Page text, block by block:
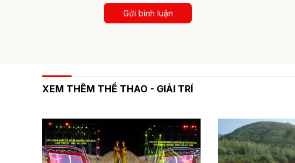
Gửi bình luận
XEM THÊM THỂ THAO - GIẢI TRÍ